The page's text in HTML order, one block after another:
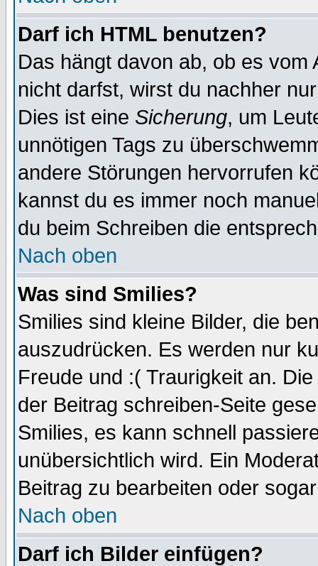
Darf ich HTML benutzen?
Das hängt davon ab, ob es
nicht darfst, wirst du nachher
Dies ist eine Sicherung, um
unnötigen Tags zu
andere Störungen hervorrufen
kannst du es immer noch
du beim Schreiben die
Nach oben
Was sind Smilies?
Smilies sind kleine Bilder, die
auszudrücken. Es werden nur
Freude und :( Traurigkeit an.
der Beitrag schreiben-Seite
Smilies, es kann schnell
unübersichtlich wird. Ein
Beitrag zu bearbeiten oder
Nach oben
Darf ich Bilder einfügen?